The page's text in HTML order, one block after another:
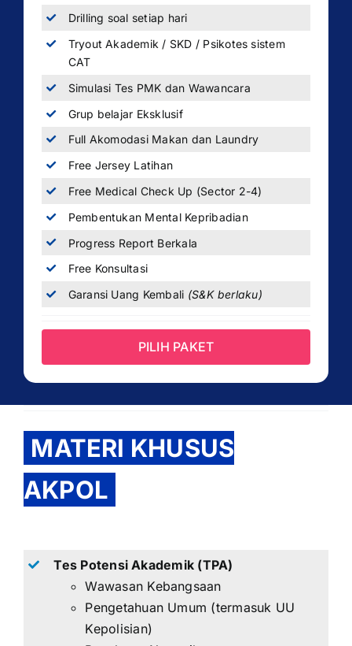
Drilling soal setiap hari
Tryout Akademik / SKD / Psikotes sistem
CAT
Simulasi Tes PMK dan Wawancara
Grup belajar Eksklusif
Full Akomodasi Makan dan Laundry
Free Jersey Latihan
Free Medical Check Up (Sector 2-4)
Pembentukan Mental Kepribadian
Progress Report Berkala
Free Konsultasi
Garansi Uang Kembali (S&K berlaku)
PILIH PAKET
MATERI KHUSUS
AKPOL
Tes Potensi Akademik (TPA)
Wawasan Kebangsaan
Pengetahuan Umum (termasuk UU
Kepolisian)